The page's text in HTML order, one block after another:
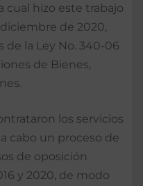
cual hizo este trabajo
de 2020,
de la Ley No. 340-06
de Bienes,
los servicios
cabo un proceso de
de oposición
y 2020, de modo